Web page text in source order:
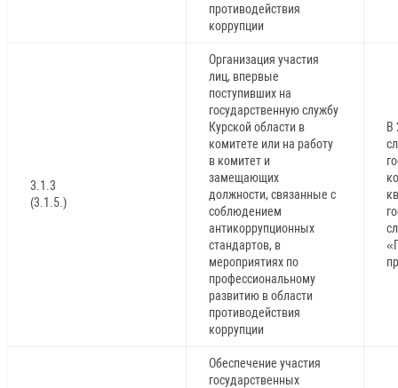
противодействия
коррупции
3.1.3
(3.1.5.)
Организация участия
лиц, впервые
поступивших на
государственную службу
Курской области в
комитете или на работу
в комитет и
замещающих
должности, связанные с
соблюдением
антикоррупционных
стандартов, в
мероприятиях по
профессиональному
развитию в области
противодействия
коррупции
В
Обеспечение участия
государственных